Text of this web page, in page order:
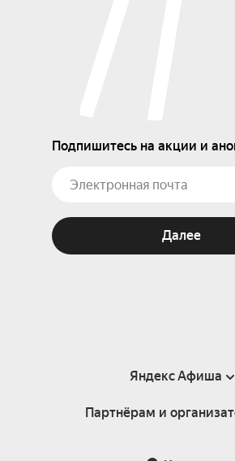
Подпишитесь на акции и
Далее
Яндекс Афиша
Справка
Партнёрам и